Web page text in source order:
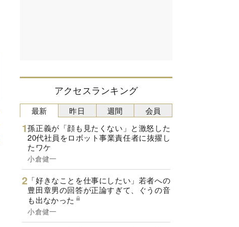
アクセスランキング
最新
孫正義が「顔も見たくない」と激怒した
20代社員をロボット事業責任者に抜擢し
たワケ
小倉健一
「好きなことを仕事にしたい」若者への
豊田章男の回答が正論すぎて、ぐうの音
も出なかった
小倉健一
昨日 週間 会員